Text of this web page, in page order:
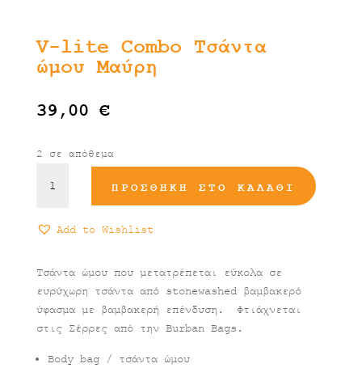
V-lite Combo Τσάντα
ώμου Μαύρη
39,00 €
2 σε απόθεμα
lite
Τσάντα
ΠΡΟΣΘΉΚΗ ΣΤΟ ΚΑΛΆΘΙ
Add to Wishlist
Τσάντα ώμου που μετατρέπεται εύκολα σε
ευρύχωρη τσάντα από stonewashed βαμβακερό
ύφασμα με βαμβακερή επένδυση. Φτιάχνεται
στις Σέρρες από την Burban Bags.
Body bag / τσάντα ώμου